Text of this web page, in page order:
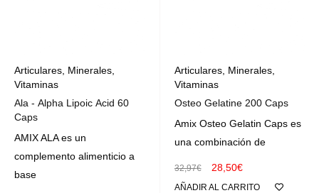
Articulares Minerales
Vitaminas
Ala - Alpha Lipoic Acid 60
Caps
AMIX ALA es un
complemento alimenticio a
base
Articulares, Minerales,
Vitaminas
Osteo Gelatine 200 Caps
Amix Osteo Gelatin Caps es
una combinación de
32,97€ 28,50€
AÑADIR AL CARRITO